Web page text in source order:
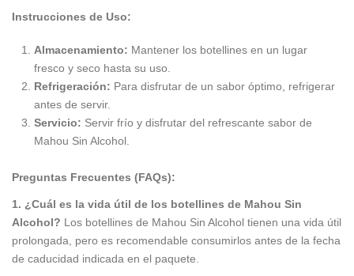
Instrucciones de Uso:
Almacenamiento: Mantener los botellines en un lugar
fresco y seco hasta su uso.
Refrigeración: Para disfrutar de un sabor óptimo, refrigerar
antes de servir.
Servicio: Servir frío y disfrutar del refrescante sabor de
Mahou Sin Alcohol.
Preguntas Frecuentes (FAQs):
1. ¿Cuál es la vida útil de los botellines de Mahou Sin
Alcohol? Los botellines de Mahou Sin Alcohol tienen una vida útil
prolongada, pero es recomendable consumirlos antes de la fecha
de caducidad indicada en el paquete.